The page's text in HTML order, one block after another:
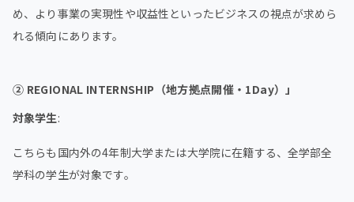
め、より事業の実現性や収益性といったビジネスの視点が求めら
れる傾向にあります。
② REGIONAL INTERNSHIP（地方拠点開催・1Day）」
対象学生:
こちらも国内外の4年制大学または大学院に在籍する、全学部全
学科の学生が対象です。